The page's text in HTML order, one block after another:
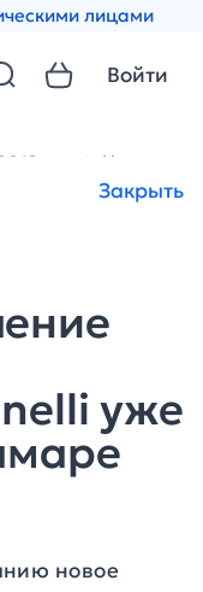
лицами
Закрыть
Войти
год Новое
уже
новое